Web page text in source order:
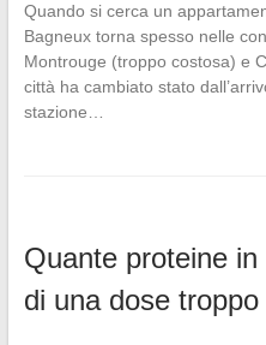
Quando si cerca un
Bagneux torna spesso nelle
Montrouge (troppo costosa) e
città ha cambiato stato
stazione…
Quante proteine
di una dose troppo